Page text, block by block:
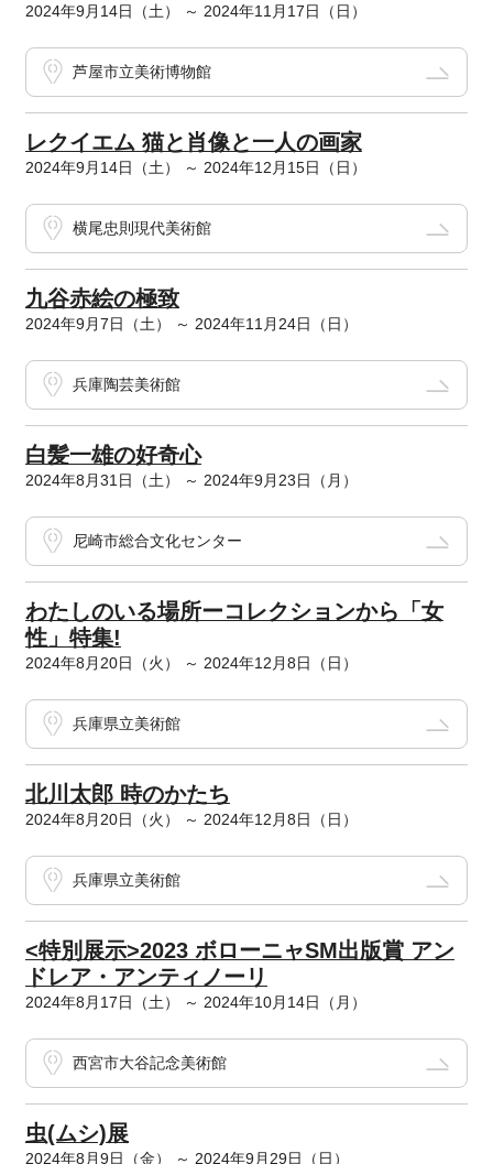
2024年9月14日（土） ～ 2024年11月17日（日）
芦屋市立美術博物館
レクイエム 猫と肖像と一人の画家
2024年9月14日（土） ～ 2024年12月15日（日）
横尾忠則現代美術館
九谷赤絵の極致
2024年9月7日（土） ～ 2024年11月24日（日）
兵庫陶芸美術館
白髪一雄の好奇心
2024年8月31日（土） ～ 2024年9月23日（月）
尼崎市総合文化センター
わたしのいる場所ーコレクションから「女
性」特集!
2024年8月20日（火） ～ 2024年12月8日（日）
兵庫県立美術館
北川太郎 時のかたち
2024年8月20日（火） ～ 2024年12月8日（日）
兵庫県立美術館
<特別展示>2023 ボローニャSM出版賞 アン
ドレア・アンティノーリ
2024年8月17日（土） ～ 2024年10月14日（月）
西宮市大谷記念美術館
虫(ムシ)展
2024年8月9日（金） ～ 2024年9月29日（日）